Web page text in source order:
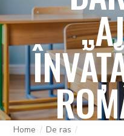
Home
De ras